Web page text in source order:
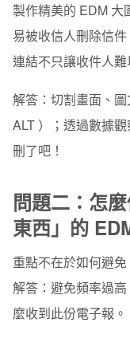
製作精美的 EDM 大
易被收信人刪除信
連結不只讓收件人
解答： 切割畫面、
ALT ）；透過數據
刪了吧！
問題二： 怎
東西」的
重點不在於如何避
解答： 避免頻率過
麼收到此份電子報。